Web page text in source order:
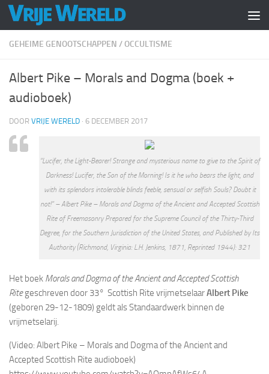
Doorgaan naar inhoud
GEHEIME GENOOTSCHAPPEN /OCCULTISME
Albert Pike – Morals and Dogma (boek +
audioboek)
DOOR VRIJE WERELD · 6 DECEMBER 2017
“Lucifer, the Light-Bearer! Strange and mysterious name to give to the Spirit of
Darkness! Lucifer, the Son of the Morning! Is it he who bears the light, and
with its splendors intolerable blinds feeble, sensual or selfish Souls? Doubt it
not!”– Albert Pike – Morals and Dogma of the Ancient and Accepted Scottish
Rite of Freemasonry Prepared for the Supreme Council of the Thirty-Third
Degree, for the Southern Jurisdiction of the United States, and Published by Its
Authority (Richmond, Virginia: L.H. Jenkins, 1871, Reprinted 1944): 321
Het boek Morals and Dogma of the Ancient and Accepted Scottish
Ritegeschreven door 33° Scottish Rite vrijmetselaarAlbert Pike
(geboren 29-12-1809) geldt als Standaardwerk binnen de
vrijmetselarij.
(Video: Albert Pike – Morals and Dogma of the Ancient and
Accepted Scottish Rite audioboek)